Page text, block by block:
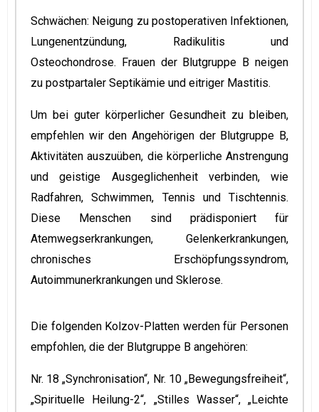
Schwächen: Neigung zu postoperativen Infektionen,
Lungenentzündung, Radikulitis und
Osteochondrose. Frauen der Blutgruppe B neigen
zu postpartaler Septikämie und eitriger Mastitis.
Um bei guter körperlicher Gesundheit zu bleiben,
empfehlen wir den Angehörigen der Blutgruppe B,
Aktivitäten auszuüben, die körperliche Anstrengung
und geistige Ausgeglichenheit verbinden, wie
Radfahren, Schwimmen, Tennis und Tischtennis.
Diese Menschen sind prädisponiert für
Atemwegserkrankungen, Gelenkerkrankungen,
chronisches Erschöpfungssyndrom,
Autoimmunerkrankungen und Sklerose.
Die folgenden Kolzov-Platten werden für Personen
empfohlen, die der Blutgruppe B angehören:
Nr. 18 „Synchronisation“, Nr. 10 „Bewegungsfreiheit“,
„Spirituelle Heilung-2“, „Stilles Wasser“, „Leichte